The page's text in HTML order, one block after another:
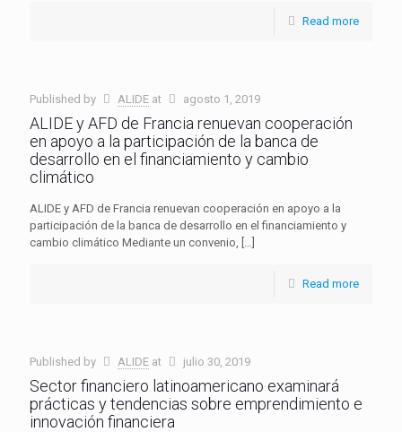
Read more
Published by ALIDE at agosto 1, 2019
ALIDE y AFD de Francia renuevan cooperación
en apoyo a la participación de la banca de
desarrollo en el financiamiento y cambio
climático
ALIDE y AFD de Francia renuevan cooperación en apoyo a la
participación de la banca de desarrollo en el financiamiento y
cambio climático Mediante un convenio, […]
Read more
Published by ALIDE at julio 30, 2019
Sector financiero latinoamericano examinará
prácticas y tendencias sobre emprendimiento e
innovación financiera